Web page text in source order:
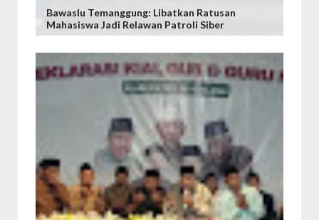
Bawaslu Temanggung: Libatkan Ratusan
Mahasiswa Jadi Relawan Patroli Siber